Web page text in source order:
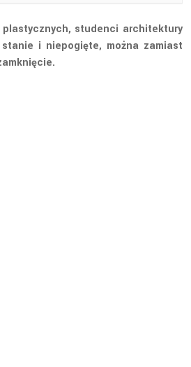
studenci architektury
i niepogięte, można zamiast